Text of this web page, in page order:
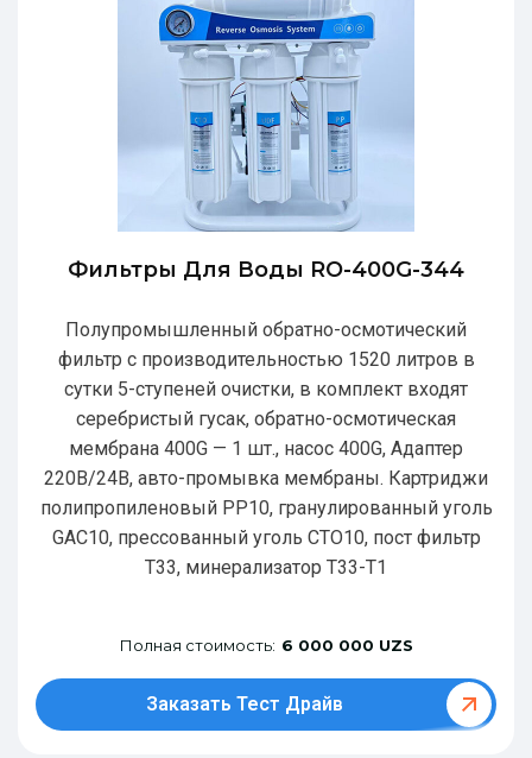
Фильтры Для Воды RO-400G-344
Полупромышленный обратно-осмотический
фильтр с производительностью 1520 литров в
сутки 5-ступеней очистки, в комплект входят
серебристый гусак, обратно-осмотическая
мембрана 400G — 1 шт., насос 400G, Адаптер
220В/24В, авто-промывка мембраны. Картриджи
полипропиленовый РР10, гранулированный уголь
GAC10, прессованный уголь CTO10, пост фильтр
T33, минерализатор Т33-Т1
Полная стоимость: 6 000 000 UZS
Заказать Тест Драйв